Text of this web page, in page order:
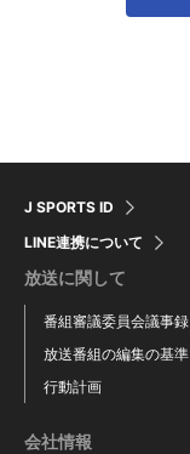
J SPORTS ID
LINE連携について
放送に関して
番組審議委員会議事録
放送番組の編集の基準
行動計画
会社情報